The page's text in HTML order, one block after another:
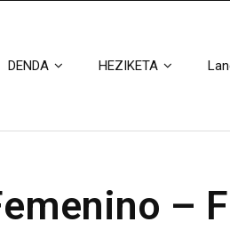
DENDA HEZIKETA
–